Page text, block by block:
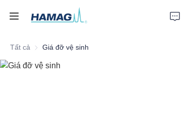
Tất cả Giá đỡ vệ sinh
Trang chủ